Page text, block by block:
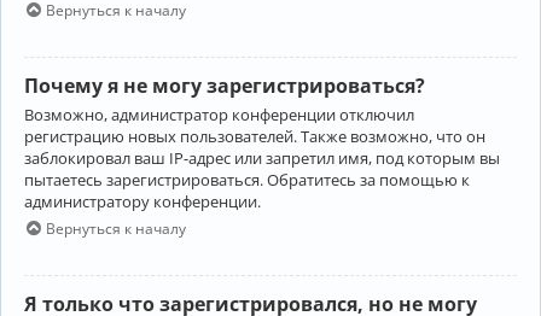
Вернуться к началу
Почему я не могу зарегистрироваться?
Возможно, администратор конференции отключил
регистрацию новых пользователей. Также возможно, что он
заблокировал ваш IP-адрес или запретил имя, под которым вы
пытаетесь зарегистрироваться. Обратитесь за помощью к
администратору конференции.
Вернуться к началу
Я только что зарегистрировался, но не могу